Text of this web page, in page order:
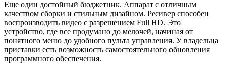
Еще один достойный бюджетник. Аппарат с отличным
качеством сборки и стильным дизайном. Ресивер способен
воспроизводить видео с разрешением Full HD. Это
устройство, где все продумано до мелочей, начиная от
понятного меню до удобного пульта управления. У владельца
приставки есть возможность самостоятельного обновления
программного обеспечения.